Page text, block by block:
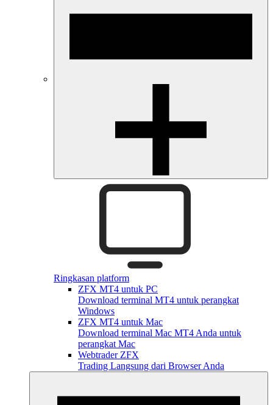
Ringkasan platform
ZFX MT4 untuk PC
Download terminal MT4 untuk perangkat
Windows
ZFX MT4 untuk Mac
Download terminal Mac MT4 Anda untuk
perangkat Mac
Webtrader ZFX
Trading Langsung dari Browser Anda